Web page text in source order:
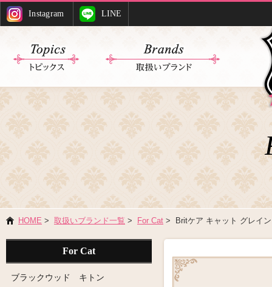
Instagram LINE
HOME > 取扱いブランド一覧 > For Cat > Britケア キャット グレイ
For Cat
ブラックウッド キトン